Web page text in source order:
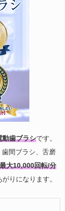
動歯ブラシです。
間ブラシ、舌磨
最大10,000回転/分
りになります。